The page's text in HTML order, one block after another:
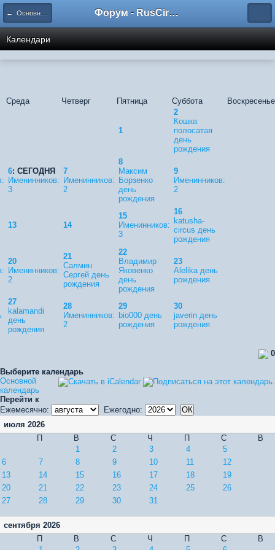
← Основной календарь Форум - RusCircus.ru
Календари
Среда Четверг Пятница Суббота Воскресенье
1
2
Кошка
полосатая
день
рождения
6: СЕГОДНЯ
Именинников:
3
7
Именинников:
2
8
Максим
Борзенко
день
рождения
9
Именинников:
2
13 14
15
Именинников:
3
16
katusha-
circus день
рождения
20
Именинников:
2
21
Салмин
Сергей день
рождения
22
Владимир
Яковенко
день
рождения
23
Alelika день
рождения
27
kalamandi
день
рождения
28
Именинников:
2
29
bio000 день
рождения
30
javerin день
рождения
0
Выберите календарь
Основной
календарь
Перейти к
Ежемесячно:
Ежегодно:
июля 2026
П
В С Ч П С
В
1
2 3 4
5
6
7 8 9 10 11
12
13
14 15 16 17 18
19
20
21 22 23 24 25
26
27
28 29 30 31
сентября 2026
П
В С Ч П С
В